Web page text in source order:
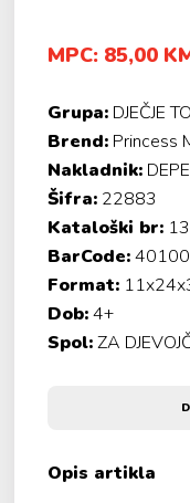
MPC: 85,00
Grupa: DJEČJE
Brend: Princess
Nakladnik:
Šifra: 22883
Kataloški br:
BarCode:
Format:
Dob:4+
Spol:ZA
Opis artikla